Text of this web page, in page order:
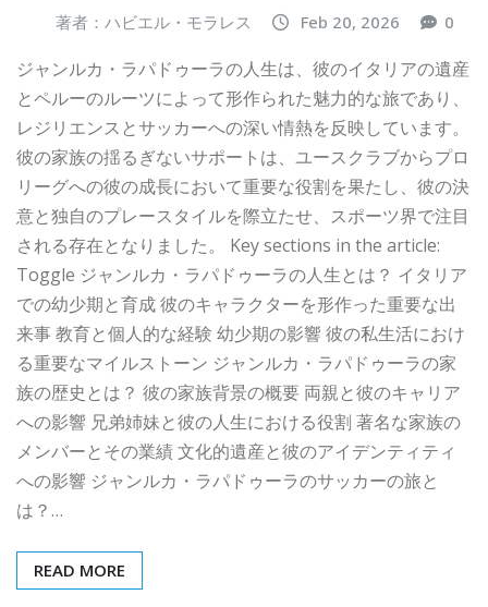
著者：ハビエル・モラレス Feb 20, 2026 0
ジャンルカ・ラパドゥーラの人生は、彼のイタリアの遺産
とペルーのルーツによって形作られた魅力的な旅であり、
レジリエンスとサッカーへの深い情熱を反映しています。
彼の家族の揺るぎないサポートは、ユースクラブからプロ
リーグへの彼の成長において重要な役割を果たし、彼の決
意と独自のプレースタイルを際立たせ、スポーツ界で注目
される存在となりました。 Key sections in the article:
Toggle ジャンルカ・ラパドゥーラの人生とは？ イタリア
での幼少期と育成 彼のキャラクターを形作った重要な出
来事 教育と個人的な経験 幼少期の影響 彼の私生活におけ
る重要なマイルストーン ジャンルカ・ラパドゥーラの家
族の歴史とは？ 彼の家族背景の概要 両親と彼のキャリア
への影響 兄弟姉妹と彼の人生における役割 著名な家族の
メンバーとその業績 文化的遺産と彼のアイデンティティ
への影響 ジャンルカ・ラパドゥーラのサッカーの旅と
は？…
READ MORE